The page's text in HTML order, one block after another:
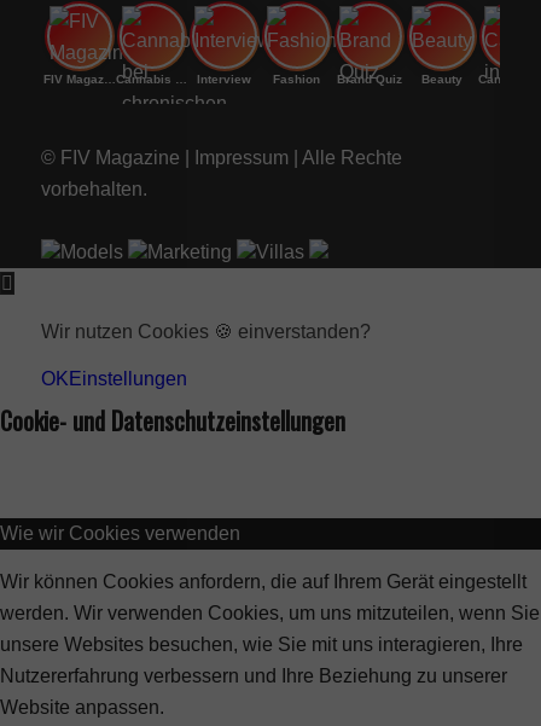
FIV Magazine Interview Fashion Brand Quiz Beauty
© FIV Magazine | Impressum | Alle Rechte
vorbehalten.
Models Marketing Villas
Wir nutzen Cookies 🍪 einverstanden?
OK Einstellungen
Cookie- und Datenschutzeinstellungen
Wie wir Cookies verwenden
Wir können Cookies anfordern, die auf Ihrem Gerät eingestellt
werden. Wir verwenden Cookies, um uns mitzuteilen, wenn Sie
unsere Websites besuchen, wie Sie mit uns interagieren, Ihre
Nutzererfahrung verbessern und Ihre Beziehung zu unserer
Website anpassen.